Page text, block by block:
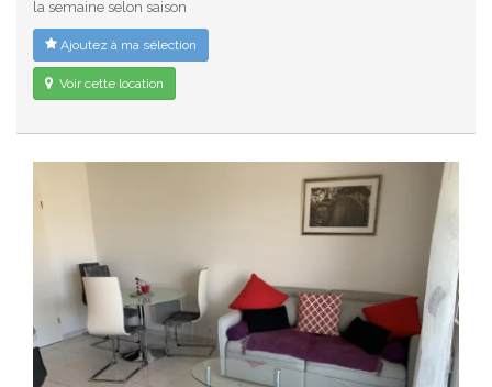
la semaine selon saison
Ajoutez à ma sélection
Voir cette location